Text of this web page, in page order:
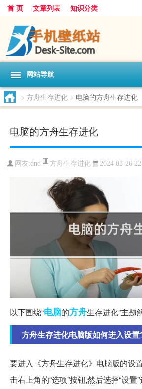
首 页 文章列表 知识分类
网站导航
> 方舟生存进化 > 电脑的方舟生存进化
电脑的方舟生存进化
网友:dnd 方舟生存进化 2024-03-26
以下围绕“电脑的方舟生存进化”主题
方舟生存进化电脑版如何进入设置
要进入《方舟生存进化》电脑版的设
击右上角的“选项”按钮,然后选择“设置